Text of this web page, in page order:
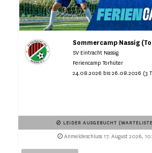
Sommercamp Nassig
SV Eintracht Nassig
Feriencamp Torhüter
24.08.2026 bis 26.08.2026 (3
LEIDER AUSGEBUCHT
Anmeldeschluss 17. August 2026,